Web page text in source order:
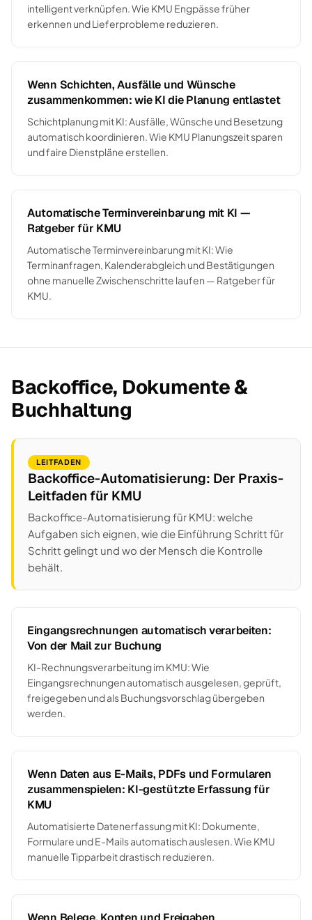
intelligent verknüpfen. Wie KMU Engpässe früher
erkennen und Lieferprobleme reduzieren.
Wenn Schichten, Ausfälle und Wünsche
zusammenkommen: wie KI die Planung entlastet
Schichtplanung mit KI: Ausfälle, Wünsche und Besetzung
automatisch koordinieren. Wie KMU Planungszeit sparen
und faire Dienstpläne erstellen.
Automatische Terminvereinbarung mit KI —
Ratgeber für KMU
Automatische Terminvereinbarung mit KI: Wie
Terminanfragen, Kalenderabgleich und Bestätigungen
ohne manuelle Zwischenschritte laufen — Ratgeber für
KMU.
Backoffice, Dokumente &
Buchhaltung
LEITFADEN
Backoffice-Automatisierung: Der Praxis-
Leitfaden für KMU
Backoffice-Automatisierung für KMU: welche
Aufgaben sich eignen, wie die Einführung Schritt für
Schritt gelingt und wo der Mensch die Kontrolle
behält.
Eingangsrechnungen automatisch verarbeiten:
Von der Mail zur Buchung
KI-Rechnungsverarbeitung im KMU: Wie
Eingangsrechnungen automatisch ausgelesen, geprüft,
freigegeben und als Buchungsvorschlag übergeben
werden.
Wenn Daten aus E-Mails, PDFs und Formularen
zusammenspielen: KI-gestützte Erfassung für
KMU
Automatisierte Datenerfassung mit KI: Dokumente,
Formulare und E-Mails automatisch auslesen. Wie KMU
manuelle Tipparbeit drastisch reduzieren.